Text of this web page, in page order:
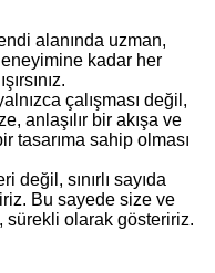
alanında uzman,
kadar her
çalışması değil,
anlaşılır bir akışa ve
tasarıma sahip olması
değil, sınırlı sayıda
Bu sayede size ve
olarak gösteririz.